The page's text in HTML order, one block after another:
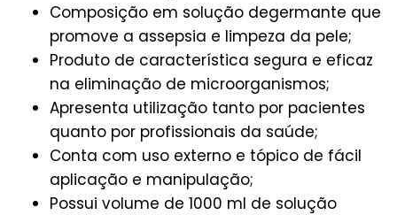
Composição em solução degermante que
promove a assepsia e limpeza da pele;
Produto de característica segura e eficaz
na eliminação de microorganismos;
Apresenta utilização tanto por pacientes
quanto por profissionais da saúde;
Conta com uso externo e tópico de fácil
aplicação e manipulação;
Possui volume de 1000 ml de solução